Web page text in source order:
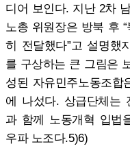
디어 보인다. 지난 2차
노총 위원장은 방북 후
히 전달했다”고 설명했
를 구상하는 큰 그림은
성된 자유민주노동조합
에 나섰다. 상급단체는
과 함께 노동개혁 입법
우파 노조다.5)6)